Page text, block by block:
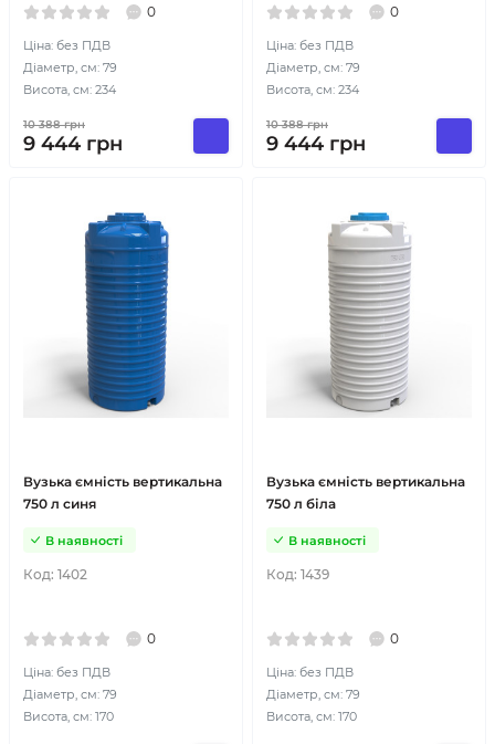
0
Ціна: без ПДВ
Діаметр, см: 79
Висота, см: 234
10 388грн
9 444 грн
0
Ціна: без ПДВ
Діаметр, см: 79
Висота, см: 234
10 388грн
9 444 грн
Вузька ємність вертикальна
750 л синя
Код: 1402
В наявності
0
Ціна: без ПДВ
Діаметр, см: 79
Висота, см: 170
Вузька ємність вертикальна
750 л біла
Код: 1439
В наявності
0
Ціна: без ПДВ
Діаметр, см: 79
Висота, см: 170